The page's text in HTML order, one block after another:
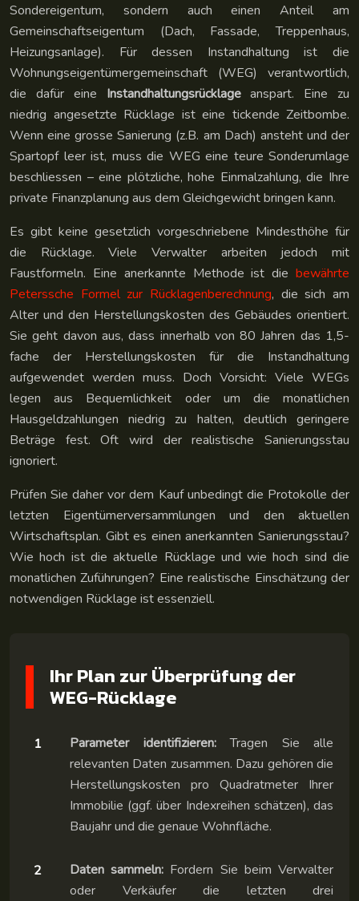
Sondereigentum, sondern auch einen Anteil am
Gemeinschaftseigentum (Dach, Fassade, Treppenhaus,
Heizungsanlage). Für dessen Instandhaltung ist die
Wohnungseigentümergemeinschaft (WEG) verantwortlich,
die dafür eine Instandhaltungsrücklageanspart. Eine zu
niedrig angesetzte Rücklage ist eine tickende Zeitbombe.
Wenn eine grosse Sanierung (z.B. am Dach) ansteht und der
Spartopf leer ist, muss die WEG eine teure Sonderumlage
beschliessen – eine plötzliche, hohe Einmalzahlung, die Ihre
private Finanzplanung aus dem Gleichgewicht bringen kann.
Es gibt keine gesetzlich vorgeschriebene Mindesthöhe für
die Rücklage. Viele Verwalter arbeiten jedoch mit
Faustformeln. Eine anerkannte Methode ist die bewährte
Peterssche Formel zur Rücklagenberechnung, die sich am
Alter und den Herstellungskosten des Gebäudes orientiert.
Sie geht davon aus, dass innerhalb von 80 Jahren das 1,5-
fache der Herstellungskosten für die Instandhaltung
aufgewendet werden muss. Doch Vorsicht: Viele WEGs
legen aus Bequemlichkeit oder um die monatlichen
Hausgeldzahlungen niedrig zu halten, deutlich geringere
Beträge fest. Oft wird der realistische Sanierungsstau
ignoriert.
Prüfen Sie daher vor dem Kauf unbedingt die Protokolle der
letzten Eigentümerversammlungen und den aktuellen
Wirtschaftsplan. Gibt es einen anerkannten Sanierungsstau?
Wie hoch ist die aktuelle Rücklage und wie hoch sind die
monatlichen Zuführungen? Eine realistische Einschätzung der
notwendigen Rücklage ist essenziell.
Ihr Plan zur Überprüfung der
WEG-Rücklage
Parameter identifizieren:Tragen Sie alle
relevanten Daten zusammen. Dazu gehören die
Herstellungskosten pro Quadratmeter Ihrer
Immobilie (ggf. über Indexreihen schätzen), das
Baujahr und die genaue Wohnfläche.
Daten sammeln: Fordern Sie beim Verwalter
oder Verkäufer die letzten drei